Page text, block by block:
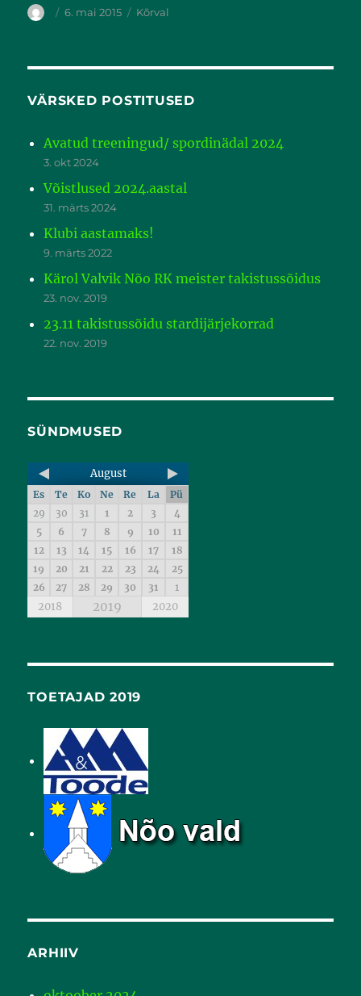
6. mai 2015 Kõrval
VÄRSKED POSTITUSED
Avatud treeningud/ spordinädal 2024
3. okt 2024
Võistlused 2024.aastal
31. märts 2024
Klubi aastamaks!
9. märts 2022
Kärol Valvik Nõo RK meister takistussõidus
23. nov. 2019
23.11 takistussõidu stardijärjekorrad
22. nov. 2019
SÜNDMUSED
August
Es Te Ko Ne Re La
Pü
29
30 31 1 2 3
4
5
6 7 8 9 10
11
12
13 14 15 16 17
18
19
20 21 22 23 24
25
26
27 28 29 30 31 1
2018 2019 2020
TOETAJAD 2019
ARHIIV